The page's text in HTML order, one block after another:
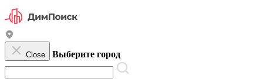
Close Выберите город